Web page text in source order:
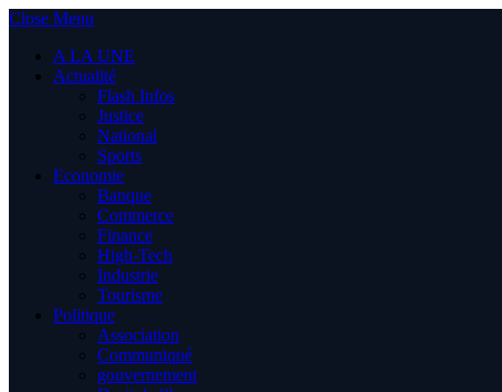
Close Menu
A LA UNE
Actualité
Flash Infos
Justice
National
Sports
Economie
Banque
Commerce
Finance
High-Tech
Industrie
Tourisme
Politique
Association
Communiqué
gouvernement